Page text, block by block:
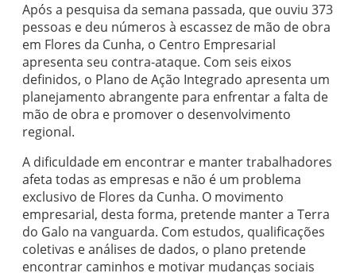
Após a pesquisa da semana passada, que ouviu 373
pessoas e deu números à escassez de mão de obra
em Flores da Cunha, o Centro Empresarial
apresenta seu contra-ataque. Com seis eixos
definidos, o Plano de Ação Integrado apresenta um
planejamento abrangente para enfrentar a falta de
mão de obra e promover o desenvolvimento
regional.
A dificuldade em encontrar e manter trabalhadores
afeta todas as empresas e não é um problema
exclusivo de Flores da Cunha. O movimento
empresarial, desta forma, pretende manter a Terra
do Galo na vanguarda. Com estudos, qualificações
coletivas e análises de dados, o plano pretende
encontrar caminhos e motivar mudanças sociais